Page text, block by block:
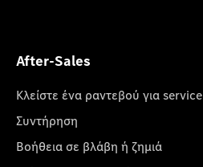
After-Sales
Κλείστε ένα ραντεβού για service
Συντήρηση
Βοήθεια σε βλάβη ή ζημιά